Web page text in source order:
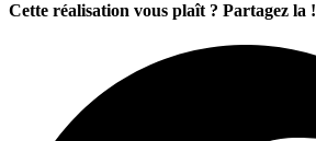
Cette réalisation vous plaît ? Partagez la !